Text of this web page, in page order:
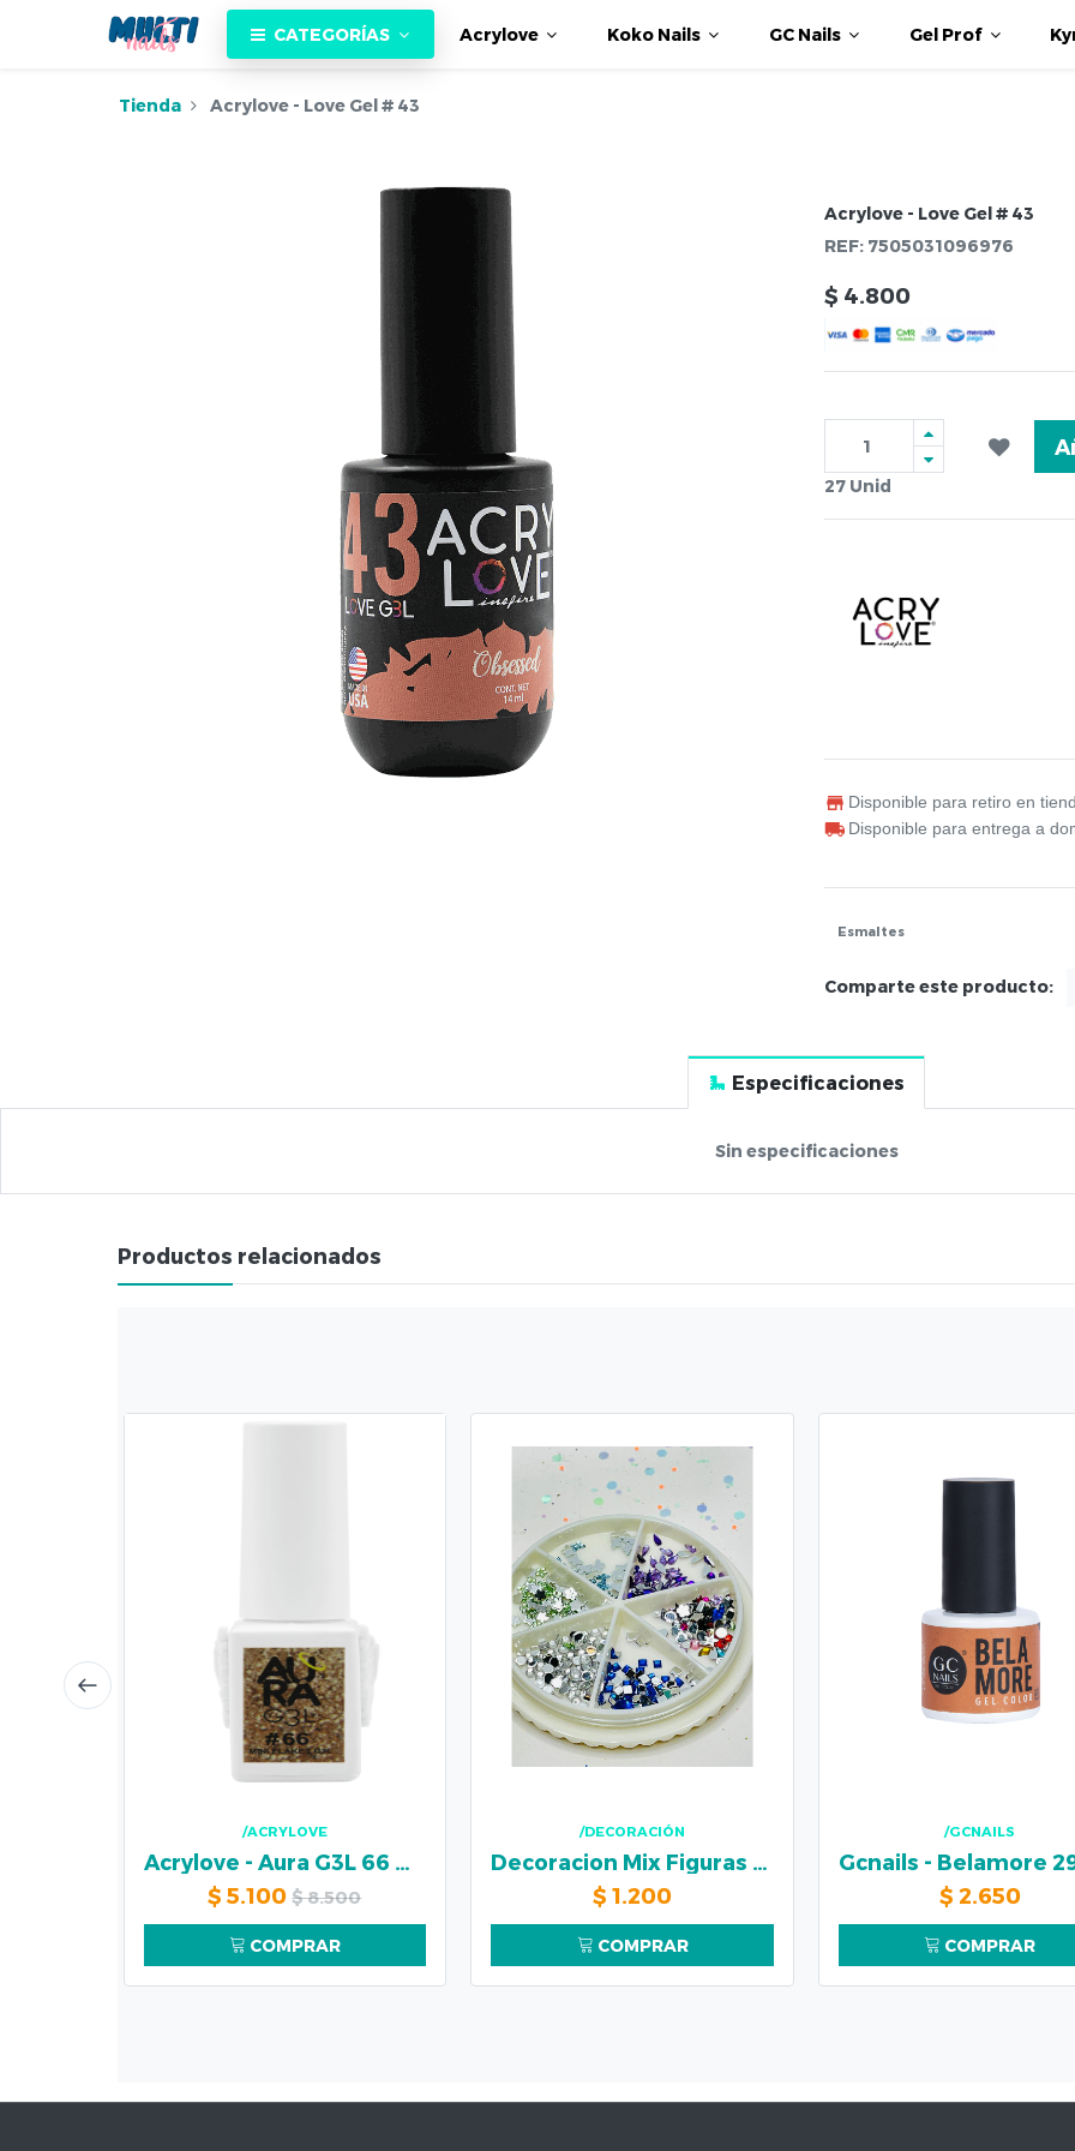
CATEGORÍAS Acrylove Koko Nails GC Nails Gel Prof
Tienda Acrylove - Love Gel # 43
Acrylove - Love Gel # 43
REF: 7505031096976
$ 4.800
27 Unid
Disponible para retiro en
Disponible para entrega a
Esmaltes
Comparte este producto:
Especificaciones
Sin especificaciones
Productos relacionados
/ACRYLOVE
Acrylove - Aura G3L 66 MINI FLAKES
$5.100 $8.500
COMPRAR
/DECORACIÓN
Decoracion Mix Figuras Colores
$1.200
COMPRAR
/GCNAILS
$ 2.650
COMPRAR